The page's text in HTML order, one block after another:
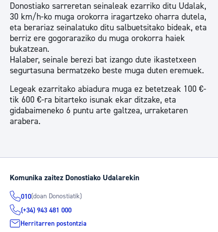
Donostiako sarreretan seinaleak ezarriko ditu Udalak,
30 km/h-ko muga orokorra iragartzeko oharra dutela,
eta berariaz seinalatuko ditu salbuetsitako bideak, eta
berriz ere gogoraraziko du muga orokorra haiek
bukatzean.
Halaber, seinale berezi bat izango dute ikastetxeen
segurtasuna bermatzeko beste muga duten eremuek.
Legeak ezarritako abiadura muga ez betetzeak 100 €-
tik 600 €-ra bitarteko isunak ekar ditzake, eta
gidabaimeneko 6 puntu arte galtzea, urraketaren
arabera.
Komunika zaitez Donostiako Udalarekin
010(doan Donostiatik)
(+34) 943 481 000
Herritarren postontzia